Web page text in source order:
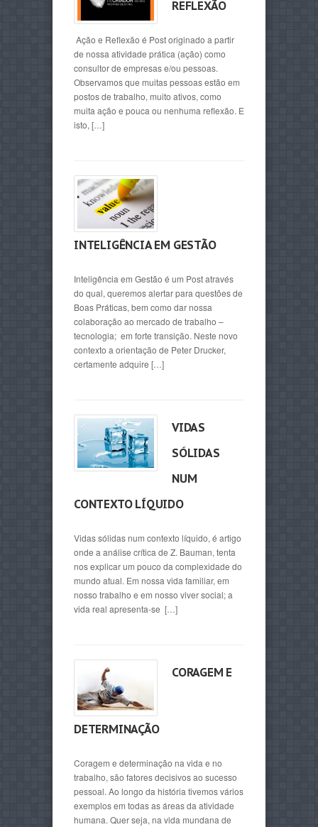
REFLEXÃO
Ação e Reflexão é Post originado a partir
de nossa atividade prática (ação) como
consultor de empresas e/ou pessoas.
Observamos que muitas pessoas estão em
postos de trabalho, muito ativos, como
muita ação e pouca ou nenhuma reflexão. E
isto, […]
INTELIGÊNCIA EM GESTÃO
Inteligência em Gestão é um Post através
do qual, queremos alertar para questões de
Boas Práticas, bem como dar nossa
colaboração ao mercado de trabalho –
tecnologia; em forte transição. Neste novo
contexto a orientação de Peter Drucker,
certamente adquire […]
VIDAS
SÓLIDAS
NUM
CONTEXTO LÍQUIDO
Vidas sólidas num contexto líquido, é artigo
onde a análise crítica de Z. Bauman, tenta
nos explicar um pouco da complexidade do
mundo atual. Em nossa vida familiar, em
nosso trabalho e em nosso viver social; a
vida real apresenta-se […]
CORAGEM E
DETERMINAÇÃO
Coragem e determinação na vida e no
trabalho, são fatores decisivos ao sucesso
pessoal. Ao longo da história tivemos vários
exemplos em todas as áreas da atividade
humana. Quer seja, na vida mundana de